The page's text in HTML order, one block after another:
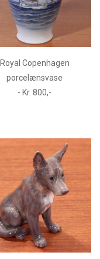
Royal Copenhagen
porcelænsvase
- Kr. 800,-